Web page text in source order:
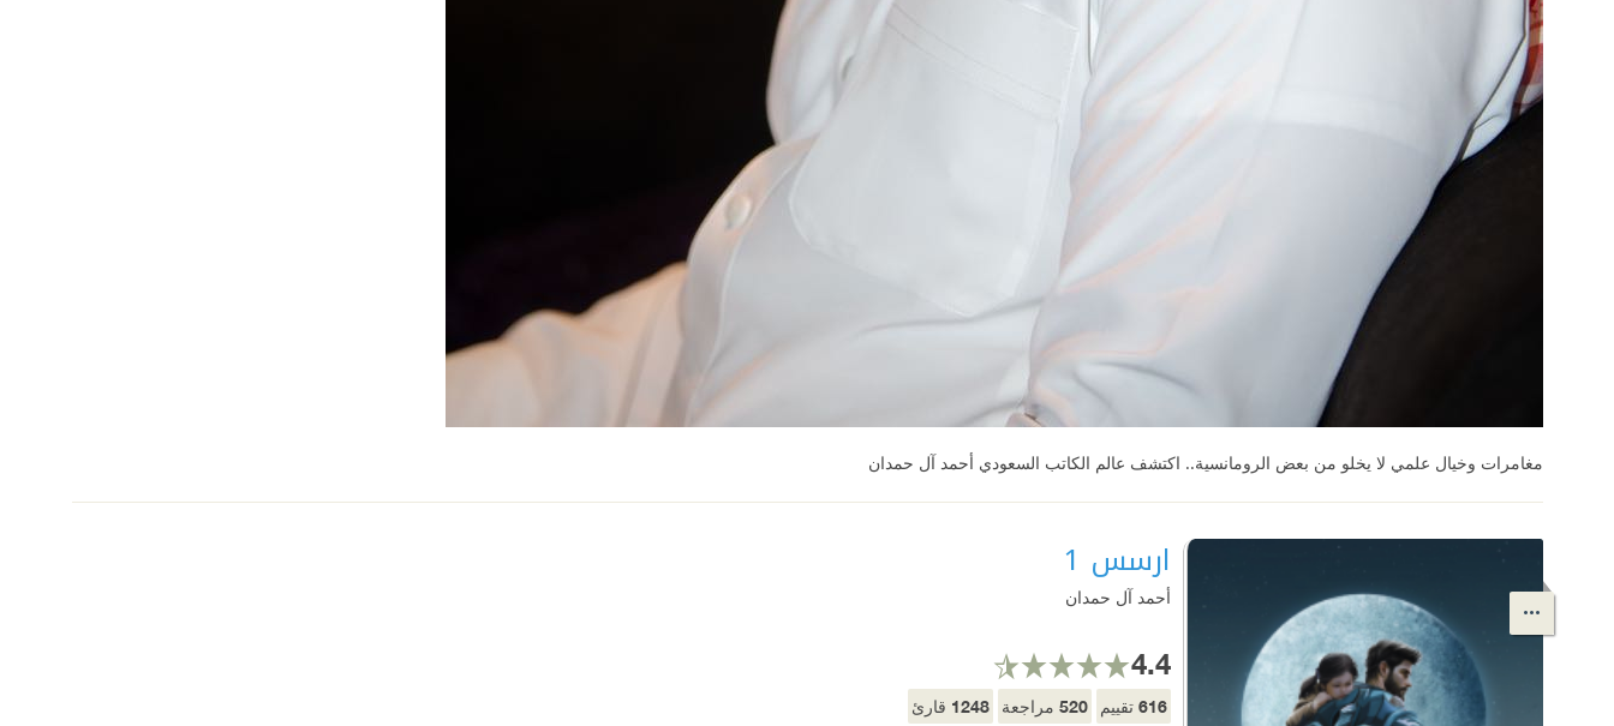
مغامرات وخيال علمي لا يخلو من بعض الرومانسية.. اكتشف عالم الكاتب السعودي أحمد آل حمدان
ارسس 1
أحمد آل حمدان
4.4
616 تقييم 520 مراجعة 1248 قارئ